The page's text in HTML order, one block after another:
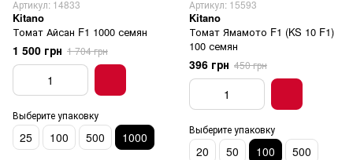
Артикул: 14833
Kitano
Томат Айсан F1 1000 семян
1 500 грн 1 704 грн
Выберите упаковку
25 100 500 1000
Артикул: 15593
Kitano
Томат Ямамото F1 (KS 10 F1)
100 семян
396 грн 450 грн
Выберите упаковку
20 50 100
500